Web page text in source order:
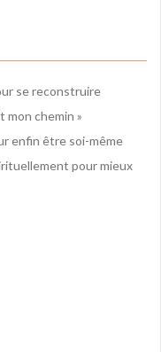
se reconstruire
mon chemin »
enfin être soi-même
pour mieux